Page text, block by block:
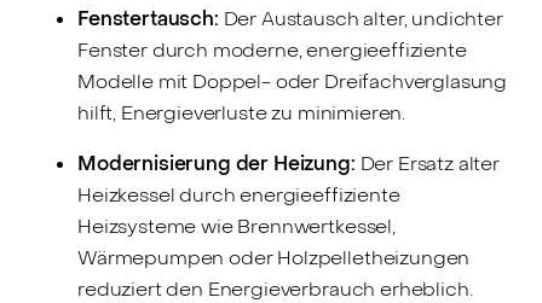
Fenstertausch: Der Austausch alter, undichter
Fenster durch moderne, energieeffiziente
Modelle mit Doppel- oder Dreifachverglasung
hilft, Energieverluste zu minimieren.
Modernisierung der Heizung: Der Ersatz alter
Heizkessel durch energieeffiziente
Heizsysteme wie Brennwertkessel,
Wärmepumpen oder Holzpelletheizungen
reduziert den Energieverbrauch erheblich.